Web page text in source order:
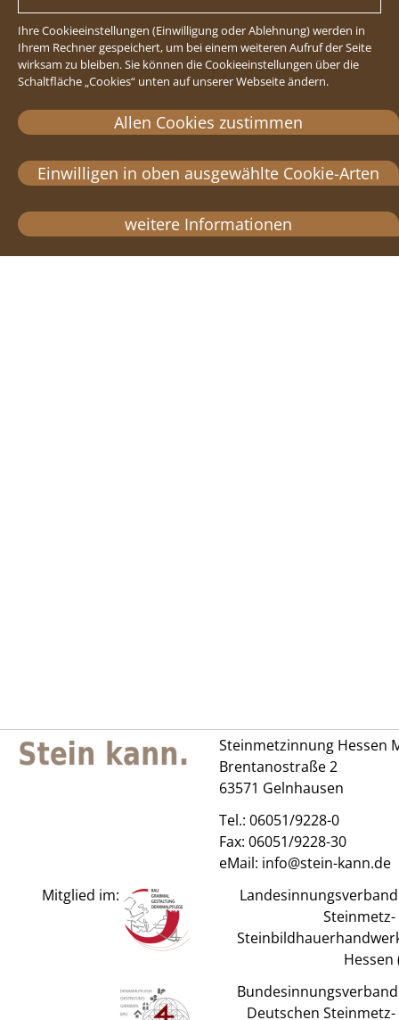
Steinmetzinnung Hessen
Brentanostraße 2
63571 Gelnhausen
Tel.:06051/9228-0
Fax: 06051/9228-30
eMail: info@stein-kann.de
Mitglied im:
Hessen
Deutschen
Ihre Cookieeinstellungen (Einwilligung oder Ablehnung) werden in
Ihrem Rechner gespeichert, um bei einem weiteren Aufruf der Seite
wirksam zu bleiben. Sie können die Cookieeinstellungen über die
Schaltfläche „Cookies“ unten auf unserer Webseite ändern.
Allen Cookies zustimmen
Einwilligen in oben ausgewählte Cookie-Arten
weitere Informationen